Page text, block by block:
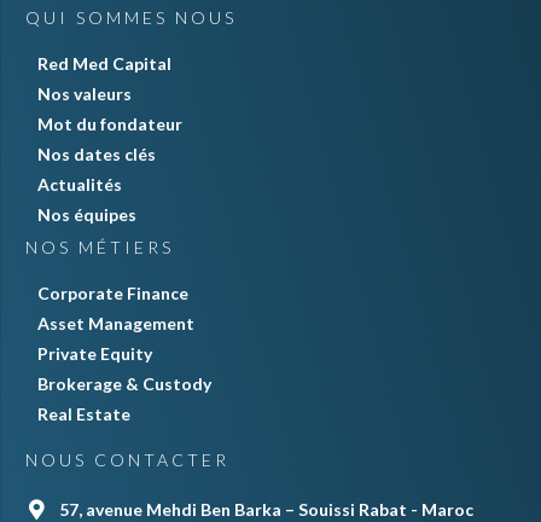
QUI SOMMES NOUS
Red Med Capital
Nos valeurs
Mot du fondateur
Nos dates clés
Actualités
Nos équipes
NOS MÉTIERS
Corporate Finance
Asset Management
Private Equity
Brokerage & Custody
Real Estate
NOUS CONTACTER
57, avenue Mehdi Ben Barka – Souissi Rabat - Maroc